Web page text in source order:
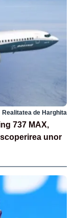
Realitatea de Harghita
737 MAX,
unor